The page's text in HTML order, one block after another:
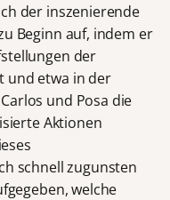
der inszenierende
Beginn auf, indem er
der
und etwa in der
und Posa die
Aktionen
schnell zugunsten
welche